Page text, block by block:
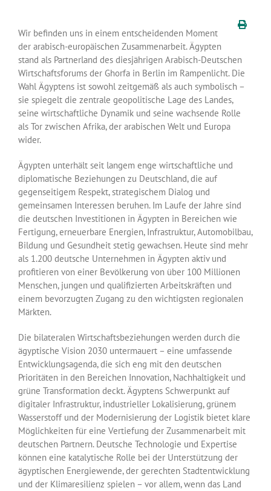
Wir befinden uns in einem entscheidenden Moment
der arabisch-europäischen Zusammenarbeit. Ägypten
stand als Partnerland des diesjährigen Arabisch-Deutschen
Wirtschaftsforums der Ghorfa in Berlin im Rampenlicht. Die
Wahl Ägyptens ist sowohl zeitgemäß als auch symbolisch –
sie spiegelt die zentrale geopolitische Lage des Landes,
seine wirtschaftliche Dynamik und seine wachsende Rolle
als Tor zwischen Afrika, der arabischen Welt und Europa
wider.
Ägypten unterhält seit langem enge wirtschaftliche und
diplomatische Beziehungen zu Deutschland, die auf
gegenseitigem Respekt, strategischem Dialog und
gemeinsamen Interessen beruhen. Im Laufe der Jahre sind
die deutschen Investitionen in Ägypten in Bereichen wie
Fertigung, erneuerbare Energien, Infrastruktur, Automobilbau,
Bildung und Gesundheit stetig gewachsen. Heute sind mehr
als 1.200 deutsche Unternehmen in Ägypten aktiv und
profitieren von einer Bevölkerung von über 100 Millionen
Menschen, jungen und qualifizierten Arbeitskräften und
einem bevorzugten Zugang zu den wichtigsten regionalen
Märkten.
Die bilateralen Wirtschaftsbeziehungen werden durch die
ägyptische Vision 2030 untermauert – eine umfassende
Entwicklungsagenda, die sich eng mit den deutschen
Prioritäten in den Bereichen Innovation, Nachhaltigkeit und
grüne Transformation deckt. Ägyptens Schwerpunkt auf
digitaler Infrastruktur, industrieller Lokalisierung, grünem
Wasserstoff und der Modernisierung der Logistik bietet klare
Möglichkeiten für eine Vertiefung der Zusammenarbeit mit
deutschen Partnern. Deutsche Technologie und Expertise
können eine katalytische Rolle bei der Unterstützung der
ägyptischen Energiewende, der gerechten Stadtentwicklung
und der Klimaresilienz spielen – vor allem, wenn das Land